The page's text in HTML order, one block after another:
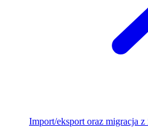
Import/eksport oraz migracja